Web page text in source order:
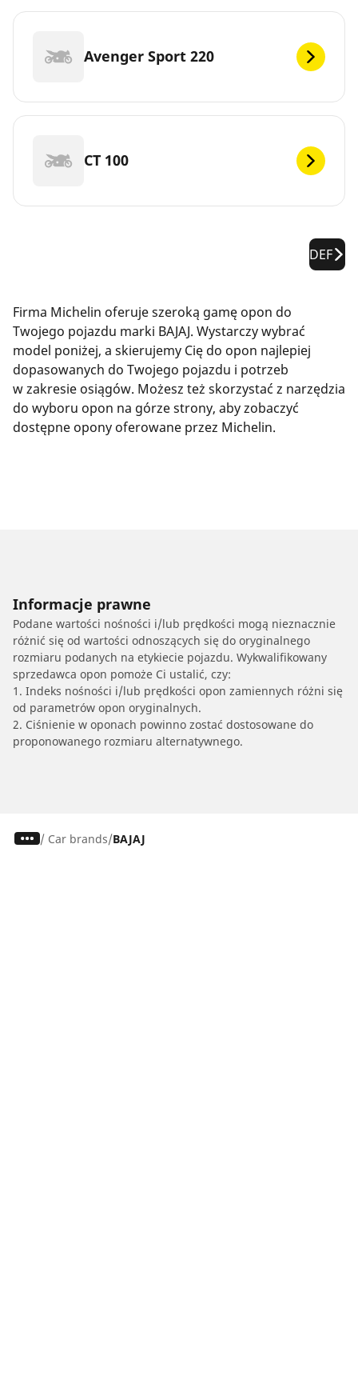
Avenger Sport 220
CT 100
DEF
Firma Michelin oferuje szeroką gamę opon do
Twojego pojazdu marki BAJAJ. Wystarczy wybrać
model poniżej, a skierujemy Cię do opon najlepiej
dopasowanych do Twojego pojazdu i potrzeb
w zakresie osiągów. Możesz też skorzystać z narzędzia
do wyboru opon na górze strony, aby zobaczyć
dostępne opony oferowane przez Michelin.
Informacje prawne
Podane wartości nośności i/lub prędkości mogą nieznacznie
różnić się od wartości odnoszących się do oryginalnego
rozmiaru podanych na etykiecie pojazdu. Wykwalifikowany
sprzedawca opon pomoże Ci ustalić, czy:
1. Indeks nośności i/lub prędkości opon zamiennych różni się
od parametrów opon oryginalnych.
2. Ciśnienie w oponach powinno zostać dostosowane do
proponowanego rozmiaru alternatywnego.
/ Car brands BAJAJ